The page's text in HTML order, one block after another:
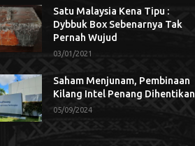
Satu Malaysia Kena Tipu :
Dybbuk Box Sebenarnya Tak
Pernah Wujud
03/01/2021
Saham Menjunam, Pembinaan
Kilang Intel Penang Dihentikan
05/09/2024